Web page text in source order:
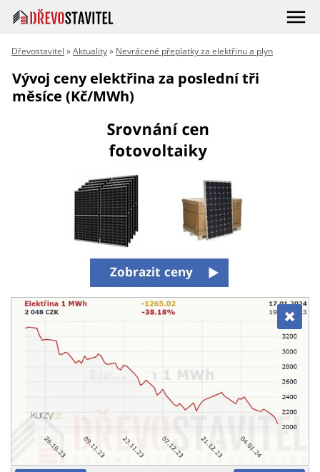
Dřevostavitel »Aktuality» Nevrácené přeplatky za elektřinu a plyn
Vývoj ceny elektřina za poslední tři
měsíce (Kč/MWh)